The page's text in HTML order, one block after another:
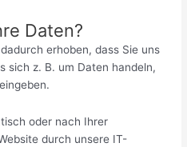
Daten?
erhoben, dass Sie uns
sich z. B. um Daten handeln,
oder nach Ihrer
durch unsere IT-